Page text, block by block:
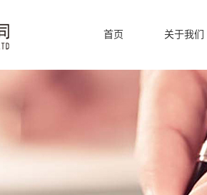
首页 关于我们